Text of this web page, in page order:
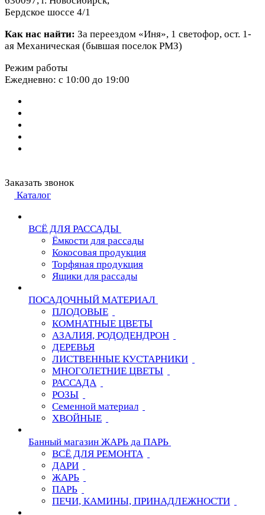
Бердское шоссе 4/1
Как нас найти: За переездом «Иня», 1 светофор, ост. 1-
ая Механическая (бывшая поселок РМЗ)
Режим работы
Ежедневно: с 10:00 до 19:00
Заказать звонок
Каталог
ВСЁ ДЛЯ РАССАДЫ
Ёмкости для рассады
Кокосовая продукция
Торфяная продукция
Ящики для рассады
ПОСАДОЧНЫЙ МАТЕРИАЛ
ПЛОДОВЫЕ
КОМНАТНЫЕ ЦВЕТЫ
АЗАЛИЯ, РОДОДЕНДРОН
ДЕРЕВЬЯ
ЛИСТВЕННЫЕ КУСТАРНИКИ
МНОГОЛЕТНИЕ ЦВЕТЫ
РАССАДА
РОЗЫ
Семенной материал
ХВОЙНЫЕ
Банный магазин ЖАРЬ да ПАРЬ
ВСЁ ДЛЯ РЕМОНТА
ДАРИ
ЖАРЬ
ПАРЬ
ПЕЧИ, КАМИНЫ, ПРИНАДЛЕЖНОСТИ